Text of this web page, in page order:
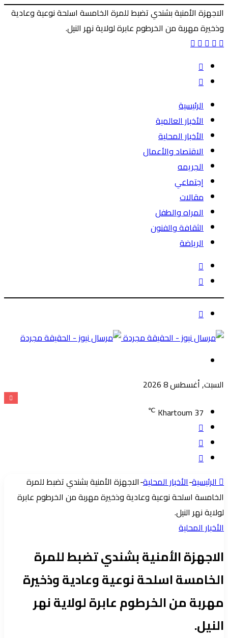
الاجهزة الأمنية بشندي تضبط للمرة الخامسة اسلحة نوعية وعادية
وذخيرة مهربة من الخرطوم عابرة لولاية نهر النيل.
فيسبوك‫X
ماسنجر
ماسنجر طباعة
المقال
السابق
المقال
الرئيسية
الأخبار العالمية
الأخبار المحلية
الاقتصاد والأعمال
الجريمه
إجتماعي
مقالات
المراه والطفل
الثقافة والفنون
الرياضة
الوضع
المظلم
بحث
عن
الوضع
السبت, أغسطس 8 2026
Khartoum 37
℃
تسجيل
الدخول
مقال
عشوائي
إضافة
جانبيالرئيسية-الأخبار المحلية-الاجهزة الأمنية بشندي تضبط للمرة
الخامسة اسلحة نوعية وعادية وذخيرة مهربة من الخرطوم عابرة
لولاية نهر النيل.
الأخبار المحلية
الاجهزة الأمنية بشندي تضبط للمرة
الخامسة اسلحة نوعية وعادية وذخيرة
مهربة من الخرطوم عابرة لولاية نهر
النيل.